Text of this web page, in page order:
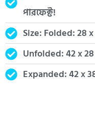
পারফেক্ট!
Size: Folded: 28 x
Unfolded: 42 x
Expanded: 42 x